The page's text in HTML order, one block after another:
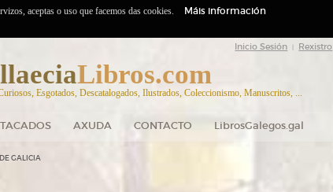
Inicio Sesión Rexistro
Libros.com
Esgotados, Descatalogados, Ilustrados, Coleccionismo, Manuscritos, ...
AXUDA CONTACTO LibrosGalegos.gal
GALICIA
aceptas o uso que facemos das cookies. Máis información